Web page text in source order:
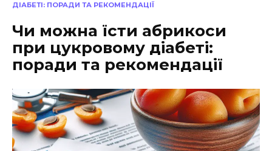
ДІАБЕТІ: ПОРАДИ ТА РЕКОМЕНДАЦІЇ
Чи можна їсти абрикоси
при цукровому діабеті:
поради та рекомендації